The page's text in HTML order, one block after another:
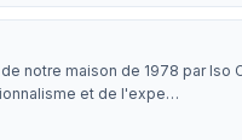
notre maison de 1978 par Iso
et de l'expe…